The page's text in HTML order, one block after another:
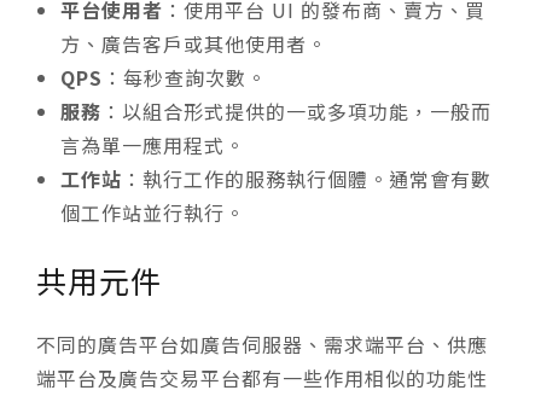
平台使用者 ：使用平台 UI 的發布商、賣方、買
方、廣告客戶或其他使用者。
QPS ：每秒查詢次數。
服務 ：以組合形式提供的一或多項功能，一般而
言為單一應用程式。
工作站 ：執行工作的服務執行個體。通常會有數
個工作站並行執行。
共用元件
不同的廣告平台如廣告伺服器、需求端平台、供應
端平台及廣告交易平台都有一些作用相似的功能性